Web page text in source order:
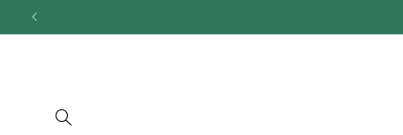
doorgaan
naar